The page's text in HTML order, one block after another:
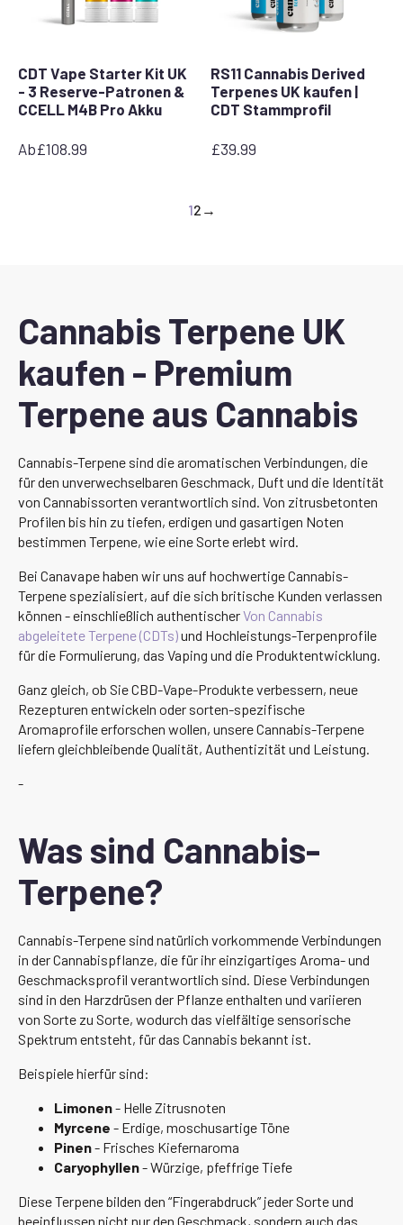
CDT Vape Starter Kit UK
- 3 Reserve-Patronen &
CCELL M4B Pro Akku
Ab£108.99
RS11 Cannabis Derived
Terpenes UK kaufen |
CDT Stammprofil
£39.99
12 →
Cannabis Terpene UK
kaufen - Premium
Terpene aus Cannabis
Cannabis-Terpene sind die aromatischen Verbindungen, die
für den unverwechselbaren Geschmack, Duft und die Identität
von Cannabissorten verantwortlich sind. Von zitrusbetonten
Profilen bis hin zu tiefen, erdigen und gasartigen Noten
bestimmen Terpene, wie eine Sorte erlebt wird.
Bei Canavape haben wir uns auf hochwertige Cannabis-
Terpene spezialisiert, auf die sich britische Kunden verlassen
können - einschließlich authentischerVon Cannabis
abgeleitete Terpene (CDTs)und Hochleistungs-Terpenprofile
für die Formulierung, das Vaping und die Produktentwicklung.
Ganz gleich, ob Sie CBD-Vape-Produkte verbessern, neue
Rezepturen entwickeln oder sorten-spezifische
Aromaprofile erforschen wollen, unsere Cannabis-Terpene
liefern gleichbleibende Qualität, Authentizität und Leistung.
-
Was sind Cannabis-
Terpene?
Cannabis-Terpene sind natürlich vorkommende Verbindungen
in der Cannabispflanze, die für ihr einzigartiges Aroma- und
Geschmacksprofil verantwortlich sind. Diese Verbindungen
sind in den Harzdrüsen der Pflanze enthalten und variieren
von Sorte zu Sorte, wodurch das vielfältige sensorische
Spektrum entsteht, für das Cannabis bekannt ist.
Beispiele hierfür sind:
Limonen- Helle Zitrusnoten
Myrcene - Erdige, moschusartige Töne
Pinen- Frisches Kiefernaroma
Caryophyllen- Würzige, pfeffrige Tiefe
Diese Terpene bilden den “Fingerabdruck” jeder Sorte und
beeinflussen nicht nur den Geschmack, sondern auch das